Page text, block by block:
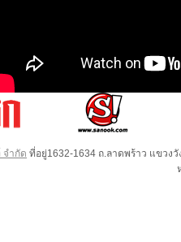
ำกัด ที่อยู่1632-1634 ถ.ลาดพร้าว แขวง